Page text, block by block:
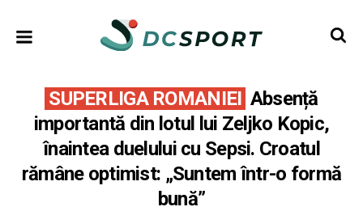
SUPERLIGA ROMANIEI Absență
importantă din lotul lui Zeljko Kopic,
înaintea duelului cu Sepsi. Croatul
rămâne optimist: „Suntem într-o formă
bună”